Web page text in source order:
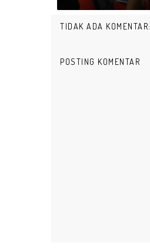
TIDAK ADA KOMENTAR:
POSTING KOMENTAR